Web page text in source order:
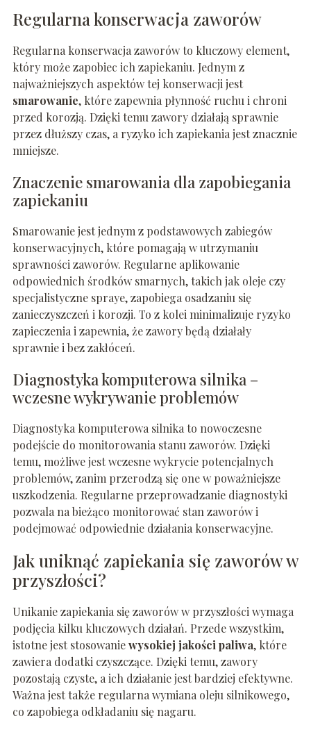
Regularna konserwacja zaworów
Regularna konserwacja zaworów to kluczowy element,
który może zapobiec ich zapiekaniu. Jednym z
najważniejszych aspektów tej konserwacji jest
smarowanie, które zapewnia płynność ruchu i chroni
przed korozją. Dzięki temu zawory działają sprawnie
przez dłuższy czas, a ryzyko ich zapiekania jest znacznie
mniejsze.
Znaczenie smarowania dla zapobiegania
zapiekaniu
Smarowanie jest jednym z podstawowych zabiegów
konserwacyjnych, które pomagają w utrzymaniu
sprawności zaworów. Regularne aplikowanie
odpowiednich środków smarnych, takich jak oleje czy
specjalistyczne spraye, zapobiega osadzaniu się
zanieczyszczeń i korozji. To z kolei minimalizuje ryzyko
zapieczenia i zapewnia, że zawory będą działały
sprawnie i bez zakłóceń.
Diagnostyka komputerowa silnika –
wczesne wykrywanie problemów
Diagnostyka komputerowa silnika to nowoczesne
podejście do monitorowania stanu zaworów. Dzięki
temu, możliwe jest wczesne wykrycie potencjalnych
problemów, zanim przerodzą się one w poważniejsze
uszkodzenia. Regularne przeprowadzanie diagnostyki
pozwala na bieżąco monitorować stan zaworów i
podejmować odpowiednie działania konserwacyjne.
Jak uniknąć zapiekania się zaworów w
przyszłości?
Unikanie zapiekania się zaworów w przyszłości wymaga
podjęcia kilku kluczowych działań. Przede wszystkim,
istotne jest stosowaniewysokiej jakości paliwa, które
zawiera dodatki czyszczące. Dzięki temu, zawory
pozostają czyste, a ich działanie jest bardziej efektywne.
Ważna jest także regularna wymiana oleju silnikowego,
co zapobiega odkładaniu się nagaru.